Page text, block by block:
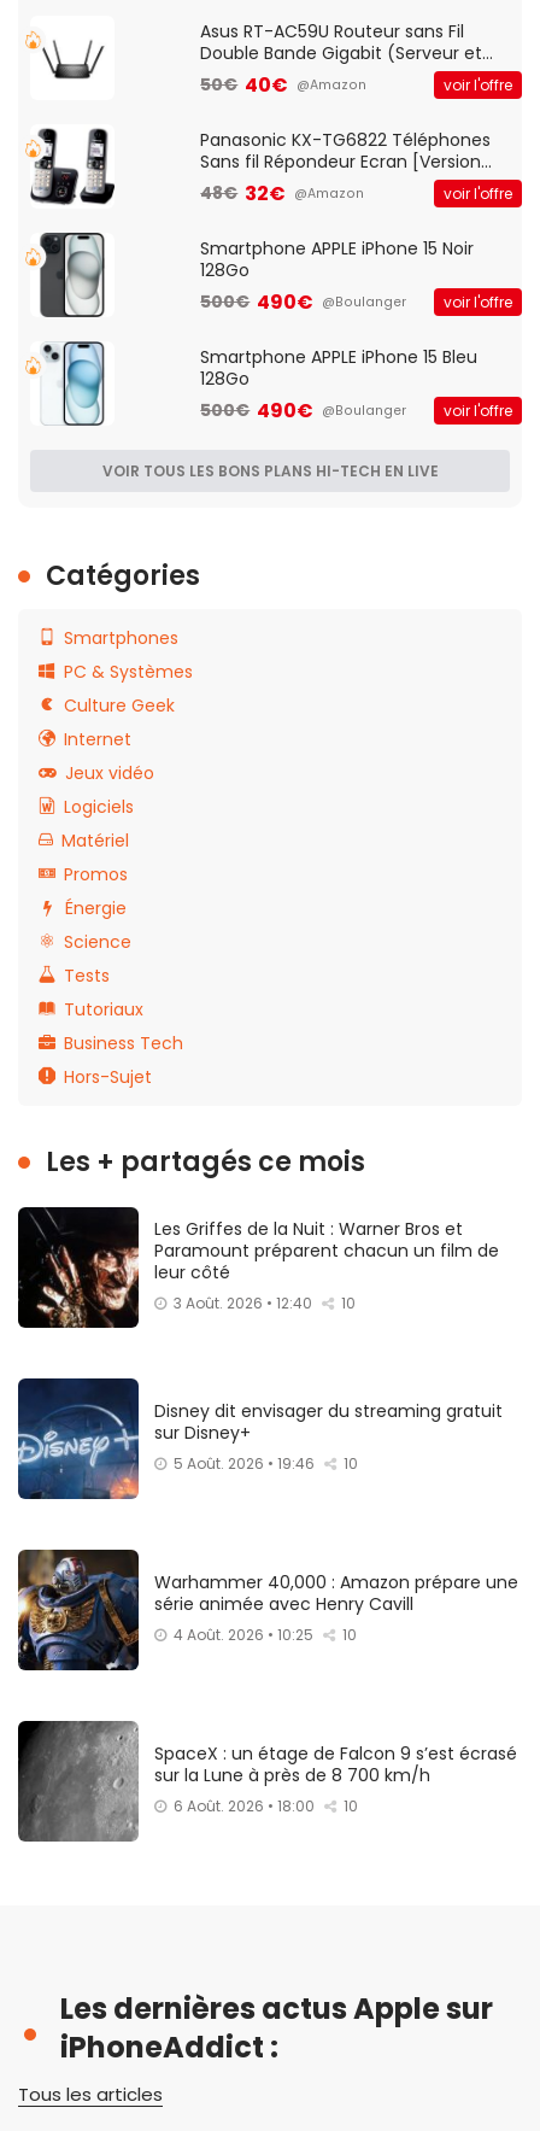
Asus RT-AC59U Routeur sans Fil
Double Bande Gigabit (Serveur et
Client VPN, Triple Vlan, Mode Point
d'accès et Bridge, contrôle Parental,
50€ 40€ @Amazon voir l'offre
Panasonic KX-TG6822 Téléphones
Sans fil Répondeur Ecran [Version
Française]
48€ 32€ @Amazon voir l'offre
Smartphone APPLE iPhone 15 Noir
128Go
500€ 490€ @Boulanger voir l'offre
Smartphone APPLE iPhone 15 Bleu
128Go
500€ 490€ @Boulanger voir l'offre
VOIR TOUS LES BONS PLANS HI-TECH EN LIVE
Catégories
Smartphones
PC & Systèmes
Culture Geek
Internet
Jeux vidéo
Logiciels
Matériel
Promos
Énergie
Science
Tests
Tutoriaux
Business Tech
Hors-Sujet
Les + partagés ce mois
Les Griffes de la Nuit : Warner Bros et
Paramount préparent chacun un film de
leur côté
3 Août. 2026 • 12:40 10
Disney dit envisager du streaming gratuit
sur Disney+
5 Août. 2026 • 19:46 10
Warhammer 40,000 : Amazon prépare une
série animée avec Henry Cavill
4 Août. 2026 • 10:25 10
SpaceX : un étage de Falcon 9 s’est écrasé
sur la Lune à près de 8 700 km/h
6 Août. 2026 • 18:00 10
Les dernières actus Apple sur
iPhoneAddict :
Tous les articles